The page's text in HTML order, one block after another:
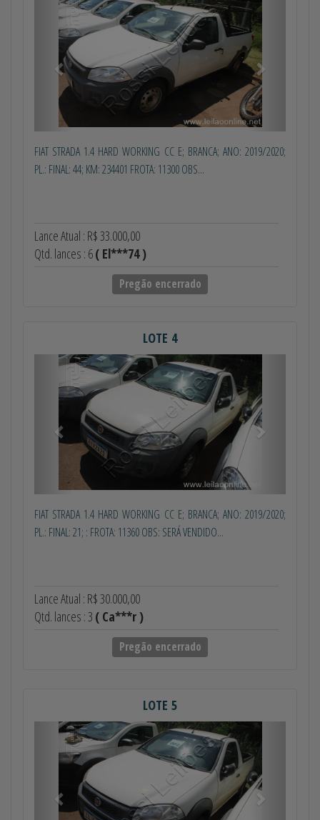
FIAT STRADA 1.4 HARD WORKING CC E; BRANCA; ANO: 2019/2020;
PL.: FINAL: 44; KM: 234401 FROTA: 11300 OBS...
Lance Atual : R$ 33.000,00
Qtd. lances : 6( El***74 )
Pregão encerrado
LOTE 4
Anterior
FIAT STRADA 1.4 HARD WORKING CC E; BRANCA; ANO: 2019/2020;
PL.: FINAL: 21; : FROTA: 11360 OBS: SERÁ VENDIDO...
Lance Atual : R$ 30.000,00
Qtd. lances : 3 ( Ca***r )
Pregão encerrado
LOTE 5
Anterior